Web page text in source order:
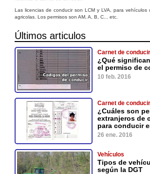
Las licencias de conducir son LCM y LVA, para vehículos
agricolas. Los permisos son AM, A, B, C... etc.
Últimos articulos
Carnet de conducir
¿Qué
el permiso de
10 feb. 2016
Carnet de conducir
¿Cuáles son
extranjeros de
para conducir
26 ene. 2016
Vehículos
Tipos de
según la DGT